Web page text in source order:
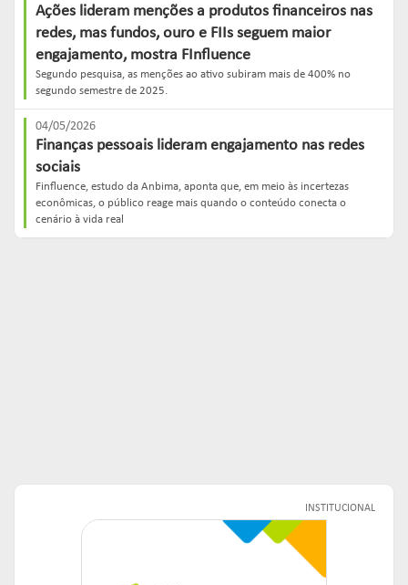
Ações lideram menções a produtos financeiros nas
redes, mas fundos, ouro e FIIs seguem maior
engajamento, mostra FInfluence
Segundo pesquisa, as menções ao ativo subiram mais de 400% no
segundo semestre de 2025.
04/05/2026
Finanças pessoais lideram engajamento nas redes
sociais
Finfluence, estudo da Anbima, aponta que, em meio às incertezas
econômicas, o público reage mais quando o conteúdo conecta o
cenário à vida real
INSTITUCIONAL